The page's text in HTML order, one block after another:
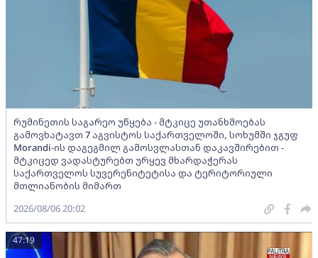
რუმინეთის საგარეო უწყება - მტკიცე უთანხმოებას
გამოვხატავთ 7 აგვისტოს საქართველოში, სოხუმში ჯგუფ
Morandi-ის დაგეგმილ გამოსვლასთან დაკავშირებით -
მტკიცედ ვადასტურებთ ურყევ მხარდაჭერას
საქართველოს სუვერენიტეტისა და ტერიტორიული
მთლიანობის მიმართ
2026/08/06 20:02
47:19